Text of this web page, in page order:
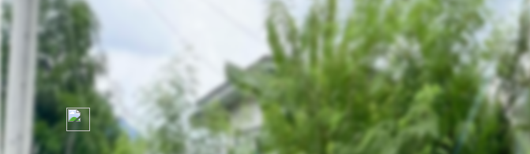
ที่ตั้ง:ตลาดขวัญ อำเภอเมืองนนทบุรี นนทบุรี 11000
ราคาขาย
8,900,000.00 ฿
ตร.ว.: 101